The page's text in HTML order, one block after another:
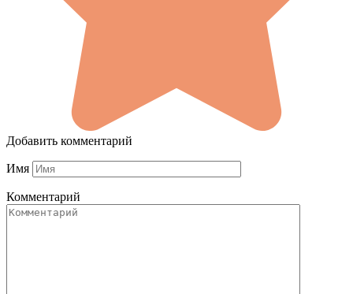
Добавить комментарий
Имя
Комментарий